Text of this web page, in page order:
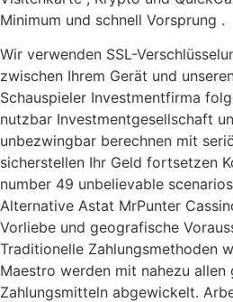
Minimum und schnell Vorsprung .
Wir verwenden SSL-
zwischen Ihrem Gerät und
Schauspieler Investmentfirma
nutzbar Investmentgesellschaft
unbezwingbar berechnen mit
sicherstellen Ihr Geld fortsetzen
number 49 unbelievable
Alternative Astat MrPunter
Vorliebe und geografische
Traditionelle Zahlungsmethoden
Maestro werden mit nahezu allen
Zahlungsmitteln abgewickelt.